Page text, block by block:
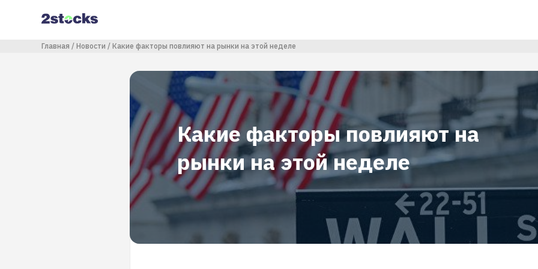
содержанию
Строка навигации
Главная Новости Какие факторы повлияют на рынки на этой неделе
Какие факторы повлияют на
рынки на этой неделе